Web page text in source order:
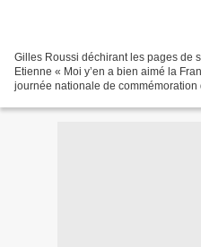
Gilles Roussi déchirant les pages de
Etienne « Moi y’en a bien aimé la
journée nationale de commémoration